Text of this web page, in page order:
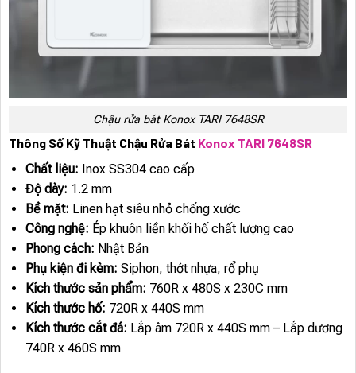
Chậu rửa bát Konox TARI 7648SR
Thông Số Kỹ Thuật Chậu Rửa Bát Konox TARI 7648SR
Chất liệu: Inox SS304 cao cấp
Độ dày: 1.2 mm
Bề mặt: Linen hạt siêu nhỏ chống xước
Công nghệ: Ép khuôn liền khối hố chất lượng cao
Phong cách: Nhật Bản
Phụ kiện đi kèm: Siphon, thớt nhựa, rổ phụ
Kích thước sản phẩm: 760R x 480S x 230C mm
Kích thước hố: 720R x 440S mm
Kích thước cắt đá: Lắp âm 720R x 440S mm – Lắp dương
740R x 460S mm